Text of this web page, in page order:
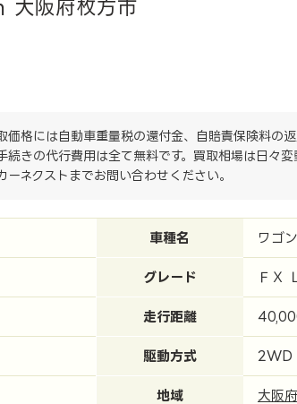
阪府枚方市
価格には自動車重量税の還付金、自賠責保険料の
続きの代行費用は全て無料です。買取相場は日々
ーネクストまでお問い合わせください。
車種名 ワゴ
グレード ＦＸ
走行距離
駆動方式 2WD
地域 大阪府